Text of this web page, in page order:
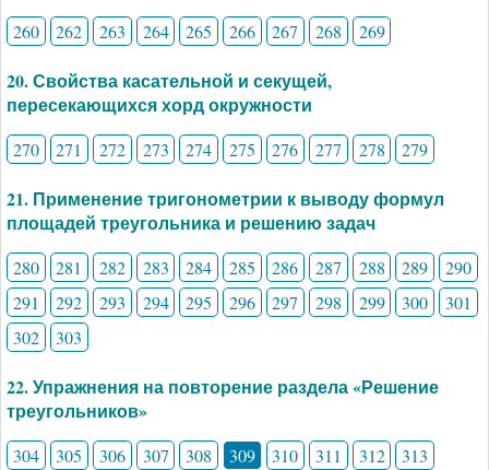
260 262 263 264 265 266 267 268 269
20. Свойства касательной и секущей,
пересекающихся хорд окружности
270 271 272 273 274 275 276 277 278 279
21. Применение тригонометрии к выводу формул
площадей треугольника и решению задач
280 281 282 283 284 285 286 287 288 289
290
291
292 293 294 295 296 297 298 299 300
301
302
303
22. Упражнения на повторение раздела «Решение
треугольников»
304 305 306 307 308 309 310 311 312 313